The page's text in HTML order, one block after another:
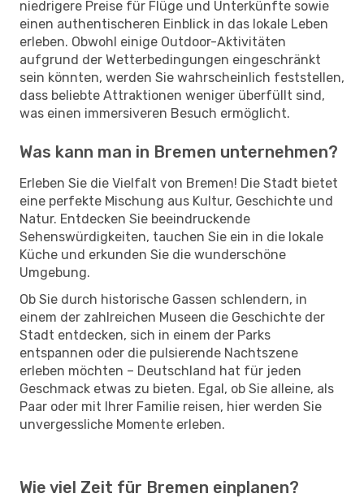
niedrigere Preise für Flüge und Unterkünfte sowie
einen authentischeren Einblick in das lokale Leben
erleben. Obwohl einige Outdoor-Aktivitäten
aufgrund der Wetterbedingungen eingeschränkt
sein könnten, werden Sie wahrscheinlich feststellen,
dass beliebte Attraktionen weniger überfüllt sind,
was einen immersiveren Besuch ermöglicht.
Was kann man in Bremen unternehmen?
Erleben Sie die Vielfalt von Bremen! Die Stadt bietet
eine perfekte Mischung aus Kultur, Geschichte und
Natur. Entdecken Sie beeindruckende
Sehenswürdigkeiten, tauchen Sie ein in die lokale
Küche und erkunden Sie die wunderschöne
Umgebung.
Ob Sie durch historische Gassen schlendern, in
einem der zahlreichen Museen die Geschichte der
Stadt entdecken, sich in einem der Parks
entspannen oder die pulsierende Nachtszene
erleben möchten – Deutschland hat für jeden
Geschmack etwas zu bieten. Egal, ob Sie alleine, als
Paar oder mit Ihrer Familie reisen, hier werden Sie
unvergessliche Momente erleben.
Wie viel Zeit für Bremen einplanen?